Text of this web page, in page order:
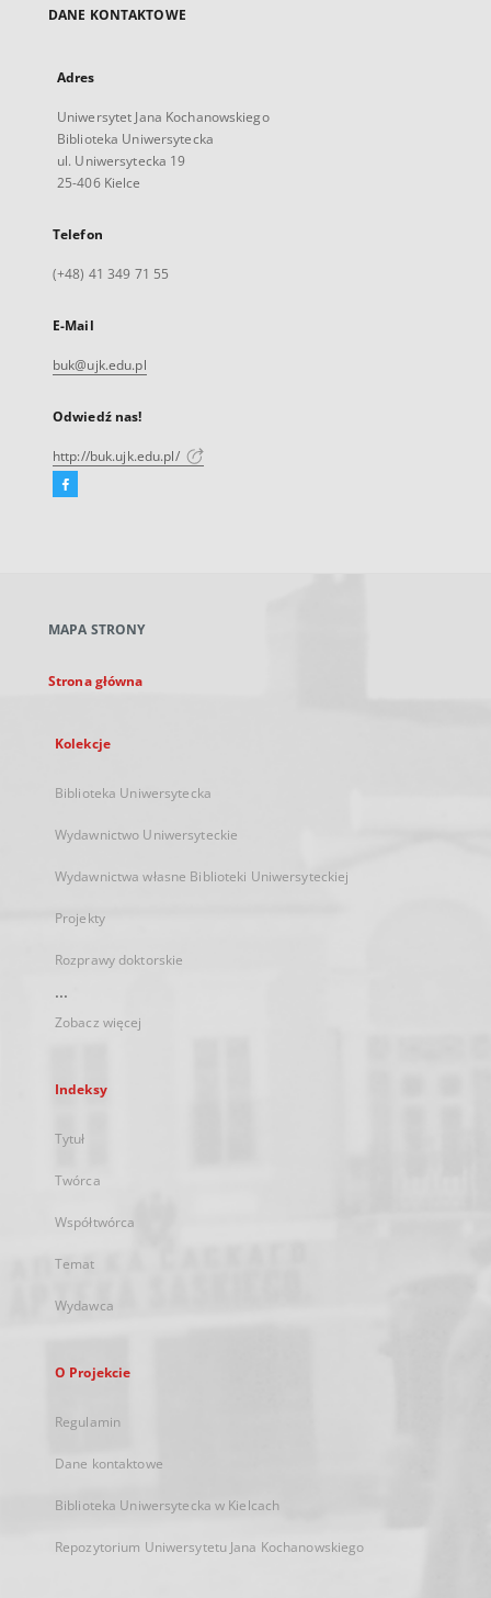
DANE KONTAKTOWE
Adres
Uniwersytet Jana Kochanowskiego
Biblioteka Uniwersytecka
ul. Uniwersytecka 19
25-406 Kielce
Telefon
(+48) 41 349 71 55
E-Mail
buk@ujk.edu.pl
Odwiedź nas!
http://buk.ujk.edu.pl/
Facebook
karcie
MAPA STRONY
Strona główna
Kolekcje
Biblioteka Uniwersytecka
Wydawnictwo Uniwersyteckie
Wydawnictwa własne Biblioteki Uniwersyteckiej
Projekty
Rozprawy doktorskie
...
Zobacz więcej
Indeksy
Tytuł
Twórca
Współtwórca
Temat
Wydawca
O Projekcie
Regulamin
Dane kontaktowe
Biblioteka Uniwersytecka w Kielcach
Repozytorium Uniwersytetu Jana Kochanowskiego